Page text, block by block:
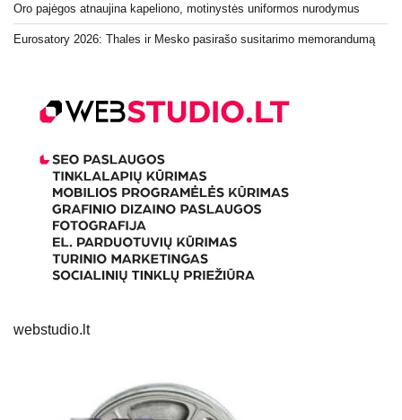
Oro pajėgos atnaujina kapeliono, motinystės uniformos nurodymus
Eurosatory 2026: Thales ir Mesko pasirašo susitarimo memorandumą
webstudio.lt